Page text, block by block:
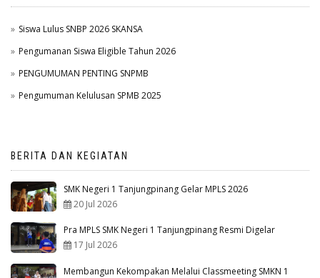
Siswa Lulus SNBP 2026 SKANSA
Pengumanan Siswa Eligible Tahun 2026
PENGUMUMAN PENTING SNPMB
Pengumuman Kelulusan SPMB 2025
BERITA DAN KEGIATAN
SMK Negeri 1 Tanjungpinang Gelar MPLS 2026
20 Jul 2026
Pra MPLS SMK Negeri 1 Tanjungpinang Resmi Digelar
17 Jul 2026
Membangun Kekompakan Melalui Classmeeting SMKN 1